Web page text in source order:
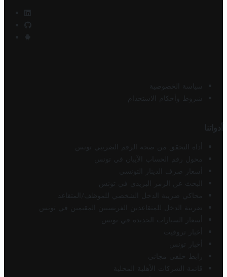
سياسة الخصوصية
شروط وأحكام الاستخدام
أدواتنا
أداة التحقق من صحة الرقم الضريبي تونس
محول رقم الحساب الآيبان في تونس
أسعار صرف الدينار التونسي
البحث عن الرمز البريدي في تونس
محاكي ضريبة الدخل الشخصي للموظف/المتقاعد
ضريبة الدخل للمتقاعدين الفرنسيين المقيمين في تونس
أسعار السيارات الجديدة في تونس
أخبار تروفيت
أخبار تونس
رابط خلفي مجاني
قائمة الشركات الأهلية المحلية